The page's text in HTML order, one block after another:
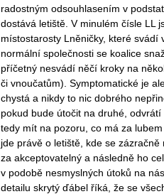
radostným odsouhlasením v
dostává letiště. V minulém čísle LL
místostarosty Lněničky, které
normální společnosti se koalice
příčetný nesvádí něčí kroky na
či vnoučatům). Symptomatické je
chystá a nikdy to nic dobrého
pokud bude útočit na druhé,
tedy mít na pozoru, co má za
jde právě o letiště, kde se
za akceptovatelný a následně ho
v podobě nesmyslných útoků na
detailu skrytý ďábel říká, že se